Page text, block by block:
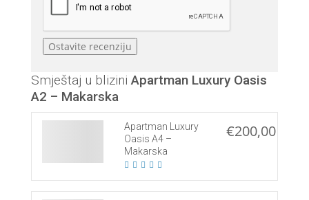
Smještaj u blizini Apartman Luxury Oasis
A2 – Makarska
Apartman Luxury
Oasis A4 –
Makarska
€200,00